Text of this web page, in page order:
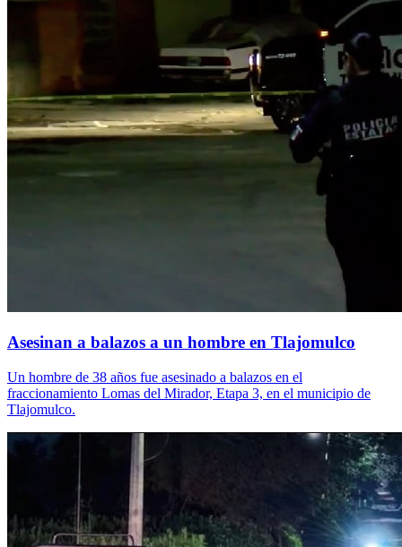
Asesinan a balazos a un hombre en Tlajomulco
Un hombre de 38 años fue asesinado a balazos en el
fraccionamiento Lomas del Mirador, Etapa 3, en el municipio de
Tlajomulco.